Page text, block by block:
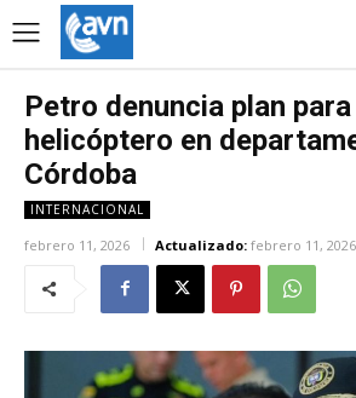
Petro denuncia plan
helicóptero en
Córdoba
INTERNACIONAL
febrero 11, 2026 Actualizado: febrero 11, 2026